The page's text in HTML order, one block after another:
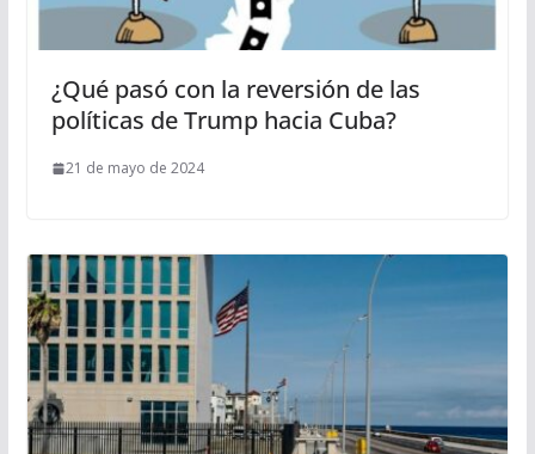
¿Qué pasó con la reversión de las
políticas de Trump hacia Cuba?
21 de mayo de 2024